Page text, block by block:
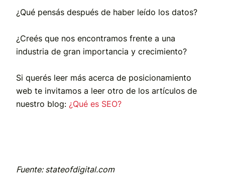
¿Qué pensás después de haber leído los datos?
¿Creés que nos encontramos frente a una
industria de gran importancia y crecimiento?
Si querés leer más acerca de posicionamiento
web te invitamos a leer otro de los artículos de
nuestro blog: ¿Qué es SEO?
Fuente: stateofdigital.com